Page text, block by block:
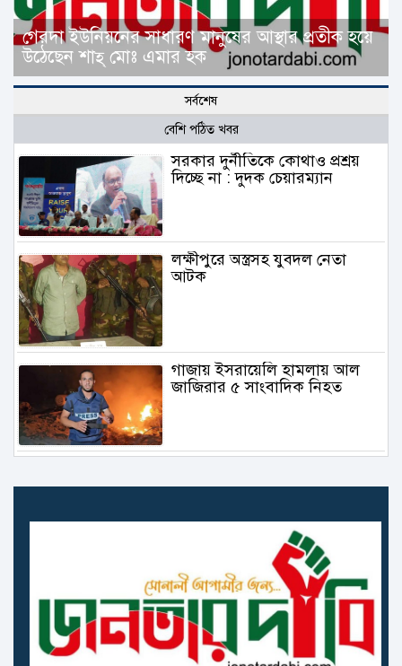
গেরদা ইউনিয়নের সাধারণ মানুষের আস্থার প্রতীক হয়ে
উঠেছেন শাহ্ মোঃ এমার হক
সর্বশেষ
বেশি পঠিত খবর
সরকার দুর্নীতিকে কোথাও প্রশ্রয়
দিচ্ছে না : দুদক চেয়ারম্যান
লক্ষীপুরে অস্ত্রসহ যুবদল নেতা
আটক
গাজায় ইসরায়েলি হামলায় আল
জাজিরার ৫ সাংবাদিক নিহত
গাজায় বিমান থেকে ফেলা ত্রাণ
মাথায় পড়ে প্রাণ গেল বালকের